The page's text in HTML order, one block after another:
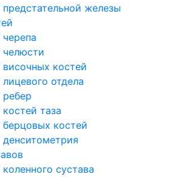
предстательной железы
черепа
челюсти
височных костей
лицевого отдела
ребер
костей таза
берцовых костей
денситометрия
коленного сустава